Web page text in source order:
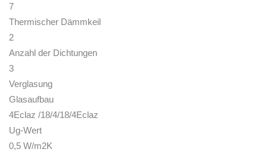
7
Thermischer Dämmkeil
2
Anzahl der Dichtungen
3
Verglasung
Glasaufbau
4Eclaz /18/4/18/4Eclaz
Ug-Wert
0,5 W/m2K